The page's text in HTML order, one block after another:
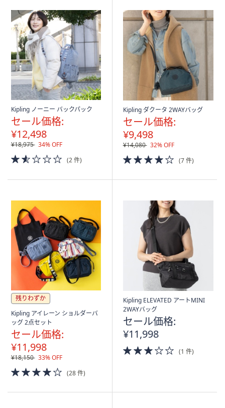
Kipling ノーニー バックパック
セール価格:
¥12,498
¥18,975 34% OFF
1.5
of
(2 件)
Kipling ダクータ 2WAYバッグ
セール価格:
¥9,498
¥14,080 32% OFF
4.0
of
(7 件)
残りわずか
Kipling アイレーン ショルダーバ
ッグ 2点セット
セール価格:
¥11,998
¥18,150 33% OFF
4.0
of
(28 件)
Kipling ELEVATED アートMINI
2WAYバッグ
セール価格:
¥11,998
3.0
of
(1 件)